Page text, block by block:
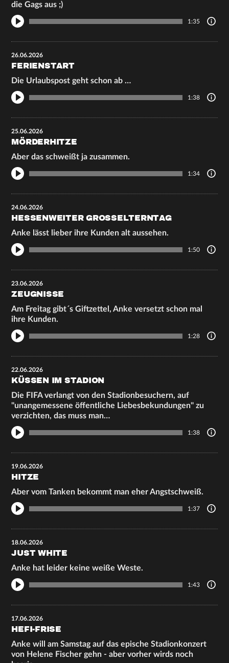
die Gags aus ;)
1:35
26.06.2026
FERIENSTART
Die Urlaubspost geht schon ab …
1:38
25.06.2026
MÖRDERHITZE
Aber das schweißt ja zusammen.
1:34
24.06.2026
HESSENWEITER GROSSELTERNTAG
Anke lässt lieber ihre Kunden alt aussehen.
1:50
23.06.2026
ZEUGNISSE
Am Freitag gibt´s Giftzettel, Anke versetzt schon mal
ihre Kunden.
1:28
22.06.2026
KÜSSEN IM STADION
Die FIFA verlangt von den Stadionbesuchern, auf
"unangemessene öffentliche Liebesbekundungen" zu
verzichten, das muss man…
1:38
19.06.2026
HITZE
Aber vom Tanken bekommt man eher Angstschweiß.
1:37
18.06.2026
JUST WHITE
Anke hat leider keine weiße Weste.
1:43
17.06.2026
HEFI-FRISE
Anke will am Samstag auf das epische Stadionkonzert
von Helene Fischer gehn - aber vorher wirds noch